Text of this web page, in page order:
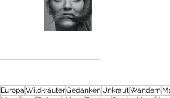
Europa WildkräuterGedanken UnkrautWandern